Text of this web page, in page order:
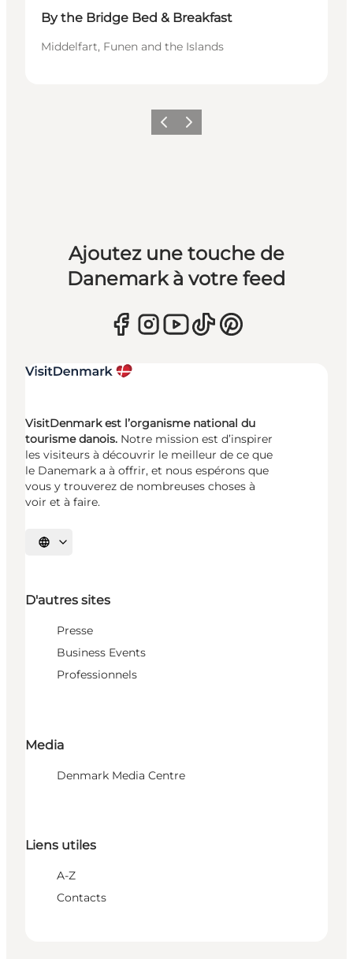
By the Bridge Bed & Breakfast
Middelfart, Funen and the Islands
PrécédentSuivant
Ajoutez une touche de
Danemark à votre feed
VisitDenmark est l’organisme national du
tourisme danois. Notre mission est d’inspirer
les visiteurs à découvrir le meilleur de ce que
le Danemark a à offrir, et nous espérons que
vous y trouverez de nombreuses choses à
voir et à faire.
Choisissez la langue
D'autres sites
Presse
Business Events
Professionnels
Media
Denmark Media Centre
Liens utiles
A-Z
Contacts